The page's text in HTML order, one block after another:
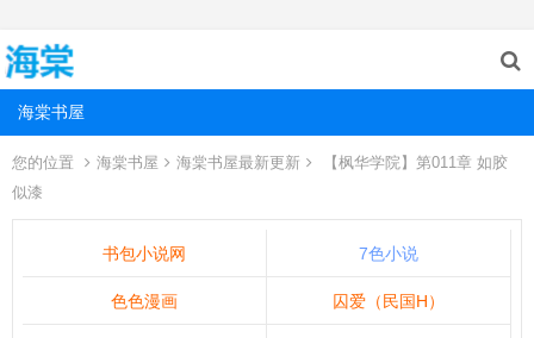
海棠书屋
您的位置 海棠书屋 海棠书屋最新更新
【枫华学院】第011章 如胶
似漆
书包小说网 7色小说
色色漫画 囚爱（民国H）